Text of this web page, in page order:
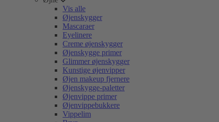
Vis alle
Øjenskygger
Mascaraer
Eyelinere
Creme øjenskygger
Øjenskygge primer
Glimmer øjenskygger
Kunstige øjenvipper
Øjen makeup fjernere
Øjenskygge-paletter
Øjenvippe primer
Øjenvippebukkere
Vippelim